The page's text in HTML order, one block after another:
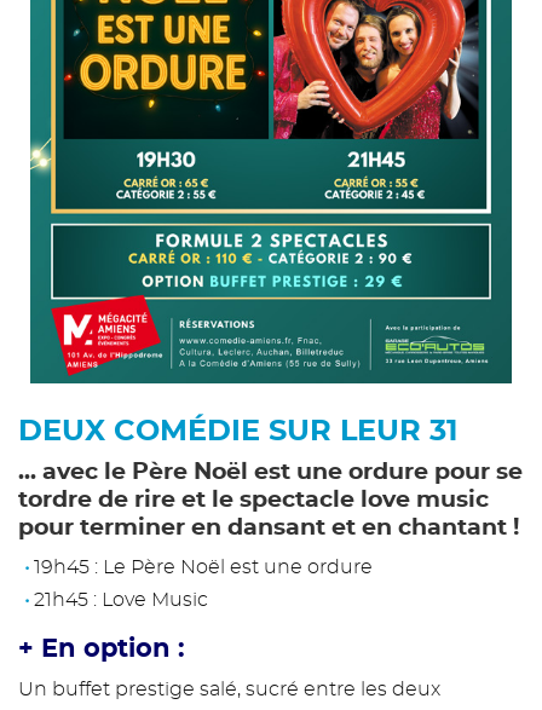
DEUX COMÉDIE SUR LEUR 31
... avec le Père Noël est une ordure pour se
tordre de rire et le spectacle love music
pour terminer en dansant et en chantant !
19h45 : Le Père Noël est une ordure
21h45 : Love Music
+ En option :
Un buffet prestige salé, sucré entre les deux